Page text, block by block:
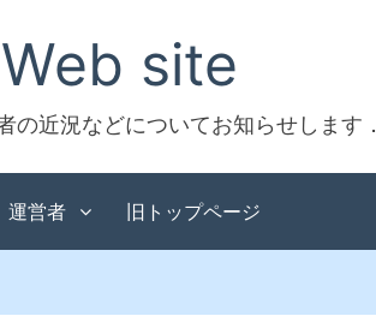
site
近況などについてお知らせします．
運営者 旧トップページ